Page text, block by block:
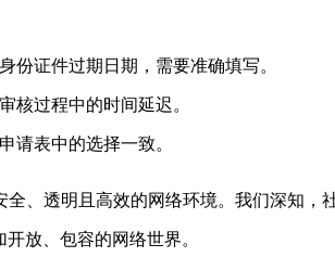
证件过期日期，需要准确填写。
过程中的时间延迟。
表中的选择一致。
、透明且高效的网络环境。我们深知
放、包容的网络世界。